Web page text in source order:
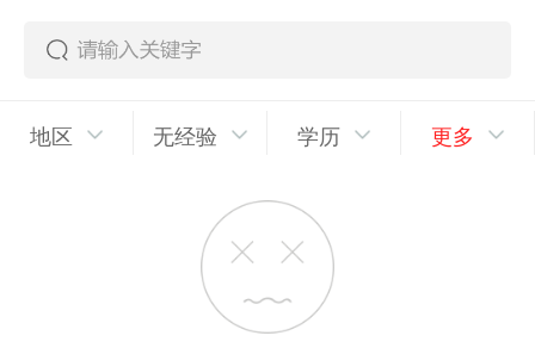
地区 无经验 学历 更多